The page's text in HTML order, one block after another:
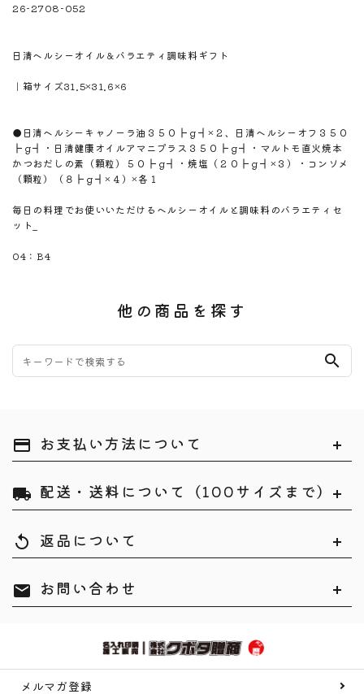
26-2708-052
日清ヘルシーオイル＆バラエティ調味料ギフト
｜箱サイズ31.5×31.6×6
●日清ヘルシーキャノーラ油３５０┣ｇ┫×２、日清ヘルシーオフ３５０
┣ｇ┫・日清健康オイルアマニプラス３５０┣ｇ┫・マルトモ直火焼本
かつおだしの素（顆粒）５０┣ｇ┫・焼塩（２０┣ｇ┫×３）・コンソメ
（顆粒）（８┣ｇ┫×４）×各１
毎日の料理でお使いいただけるヘルシーオイルと調味料のバラエティセ
ット_
04：B4
他の商品を探す
search
payment お支払い方法について
local_shipping 配送・送料について（100サイズまで）
replay 返品について
mail お問い合わせ
メルマガ登録